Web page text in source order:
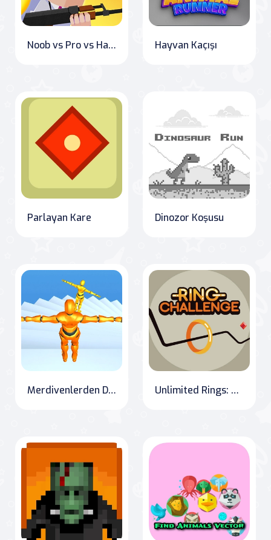
Noob vs Pro vs Hacker vs God Savaşı Hayvan Kaçışı
Parlayan Kare Dinozor Koşusu
Merdivenlerden Düşme Online Unlimited Rings: The Avoidance Challenge